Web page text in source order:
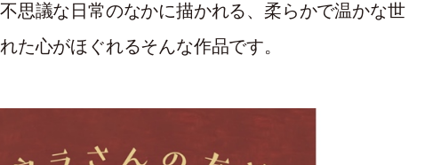
思議な日常のなかに描かれる、柔らかで温かな世
た心がほぐれるそんな作品です。